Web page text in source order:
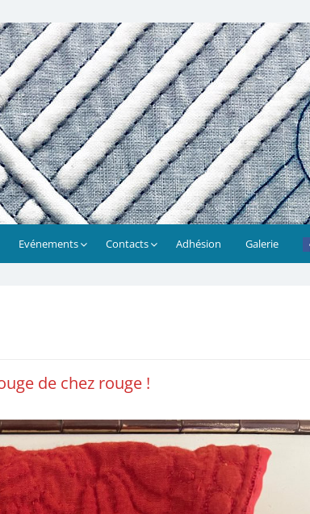
Evénements Contacts Adhésion Galerie
de chez rouge !